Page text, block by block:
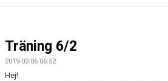
MEDLEMSANMÄLAN
Träning 6/2
2019-02-06 06:52
Hej!